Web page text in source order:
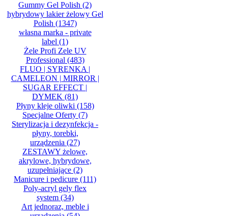
Gummy Gel Polish (2)
hybrydowy lakier żelowy Gel
Polish (1347)
własna marka - private
label (1)
Żele Profi Zele UV
Professional (483)
FLUO | SYRENKA |
CAMELEON | MIRROR |
SUGAR EFFECT |
DYMEK (81)
Płyny kleje oliwki (158)
Specjalne Oferty (7)
Sterylizacja i dezynfekcja -
płyny, torebki,
urządzenia (27)
ZESTAWY żelowe,
akrylowe, hybrydowe,
uzupełniające (2)
Manicure i pedicure (111)
Poly-acryl gely flex
system(34)
Art jednoraz, meble i